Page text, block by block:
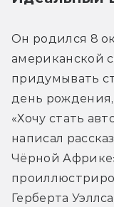
Он родился 8
американской
придумывать
день рождения,
«Хочу стать
написал
Чёрной
Герберта